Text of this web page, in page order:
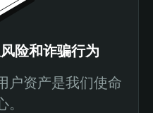
险和诈骗行为
户资产是我们使命
。